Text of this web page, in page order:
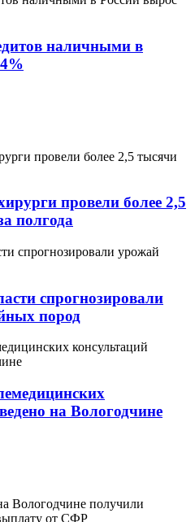
наличными в
провели более 2,5
полгода
спрогнозировали
пород
на Вологодчине